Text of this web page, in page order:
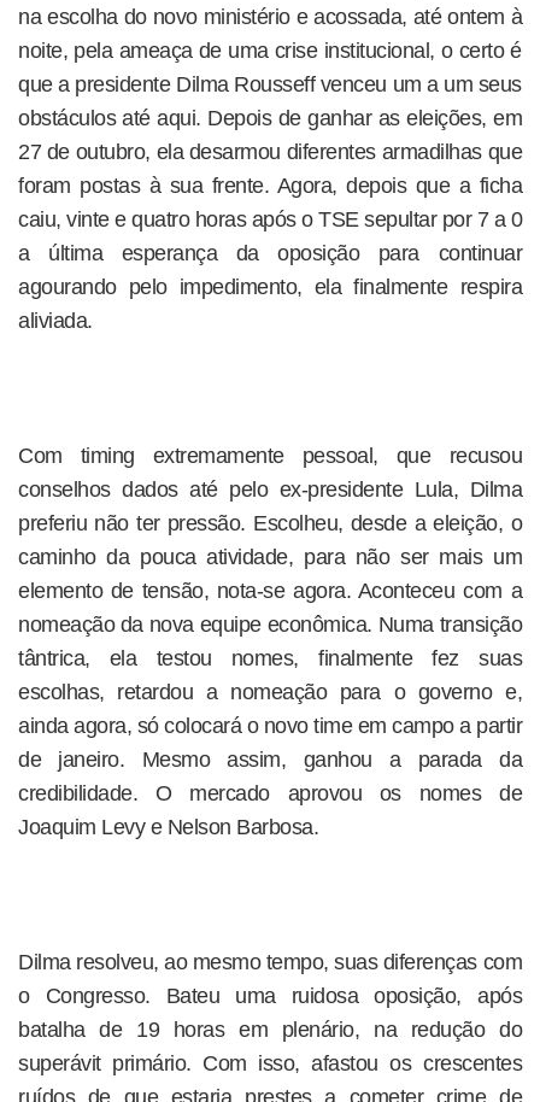
na escolha do novo ministério e acossada, até ontem à
noite, pela ameaça de uma crise institucional, o certo é
que a presidente Dilma Rousseff venceu um a um seus
obstáculos até aqui. Depois de ganhar as eleições, em
27 de outubro, ela desarmou diferentes armadilhas que
foram postas à sua frente. Agora, depois que a ficha
caiu, vinte e quatro horas após o TSE sepultar por 7 a 0
a última esperança da oposição para continuar
agourando pelo impedimento, ela finalmente respira
aliviada.
Com timing extremamente pessoal, que recusou
conselhos dados até pelo ex-presidente Lula, Dilma
preferiu não ter pressão. Escolheu, desde a eleição, o
caminho da pouca atividade, para não ser mais um
elemento de tensão, nota-se agora. Aconteceu com a
nomeação da nova equipe econômica. Numa transição
tântrica, ela testou nomes, finalmente fez suas
escolhas, retardou a nomeação para o governo e,
ainda agora, só colocará o novo time em campo a partir
de janeiro. Mesmo assim, ganhou a parada da
credibilidade. O mercado aprovou os nomes de
Joaquim Levy e Nelson Barbosa.
Dilma resolveu, ao mesmo tempo, suas diferenças com
o Congresso. Bateu uma ruidosa oposição, após
batalha de 19 horas em plenário, na redução do
superávit primário. Com isso, afastou os crescentes
ruídos de que estaria prestes a cometer crime de